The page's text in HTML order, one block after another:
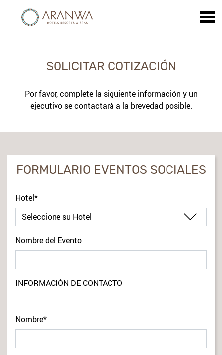
SOLICITAR COTIZACIÓN
Por favor, complete la siguiente información y un
ejecutivo se contactará a la brevedad posible.
FORMULARIO EVENTOS SOCIALES
title
form id
Hotel*
Nombre del Evento
INFORMACIÓN DE CONTACTO
Nombre*